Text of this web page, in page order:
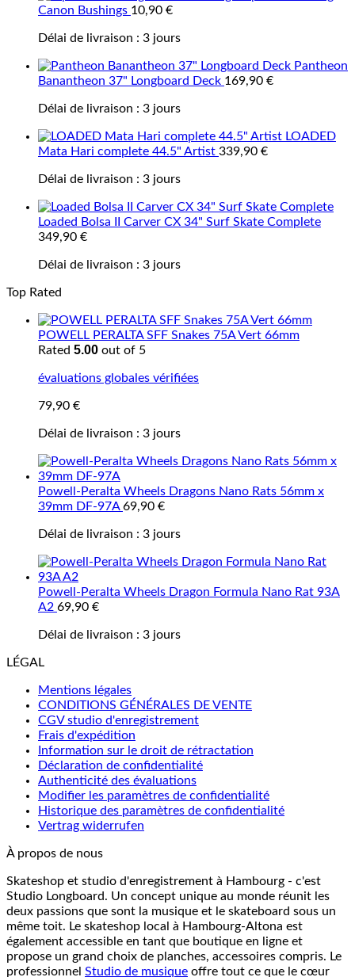
Canon Bushings 10,90 €
Délai de livraison : 3 jours
Pantheon
Banantheon 37" Longboard Deck 169,90 €
Délai de livraison : 3 jours
LOADED
Mata Hari complete 44.5" Artist 339,90 €
Délai de livraison : 3 jours
Loaded Bolsa II Carver CX 34" Surf Skate Complete
349,90 €
Délai de livraison : 3 jours
Top Rated
POWELL PERALTA SFF Snakes 75A Vert 66mm
Rated 5.00 out of 5
évaluations globales vérifiées
79,90 €
Délai de livraison : 3 jours
Powell-Peralta Wheels Dragons Nano Rats 56mm x
39mm DF-97A 69,90 €
Délai de livraison : 3 jours
Powell-Peralta Wheels Dragon Formula Nano Rat 93A
A2 69,90 €
Délai de livraison : 3 jours
LÉGAL
Mentions légales
CONDITIONS GÉNÉRALES DE VENTE
CGV studio d'enregistrement
Frais d'expédition
Information sur le droit de rétractation
Déclaration de confidentialité
Authenticité des évaluations
Modifier les paramètres de confidentialité
Historique des paramètres de confidentialité
Vertrag widerrufen
À propos de nous
Skateshop et studio d'enregistrement à Hambourg - c'est
Studio Longboard. Un concept unique au monde réunit les
deux passions que sont la musique et le skateboard sous un
même toit. Le skateshop local à Hambourg-Altona est
également accessible en tant que boutique en ligne et
propose un grand choix de planches, accessoires compris. Le
professionnel Studio de musique offre tout ce que le cœur